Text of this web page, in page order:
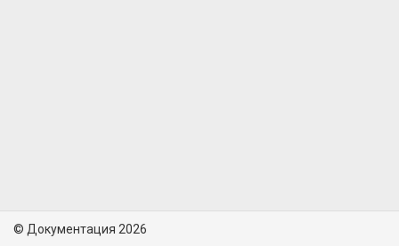
© Документация 2026